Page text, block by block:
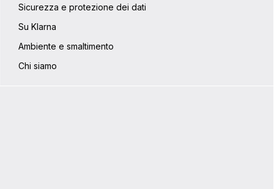
Sicurezza e protezione dei dati
Su Klarna
Ambiente e smaltimento
Chi siamo